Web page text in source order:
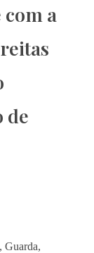
a
de
Guarda,